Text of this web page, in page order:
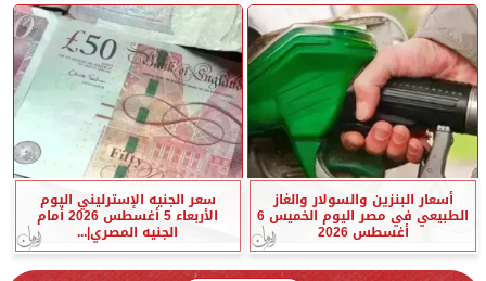
أسعار البنزين والسولار والغاز
الطبيعي في مصر اليوم الخميس 6
أغسطس 2026
سعر الجنيه الإسترليني اليوم
الأربعاء 5 أغسطس 2026 أمام
الجنيه المصري|...